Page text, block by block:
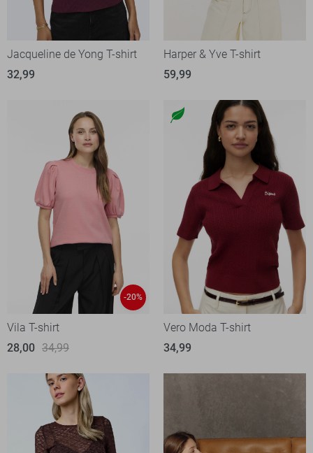
Jacqueline de Yong T-shirt
32,99
Harper & Yve T-shirt
59,99
-20%
Vila T-shirt
28,00 34,99
Vero Moda T-shirt
34,99